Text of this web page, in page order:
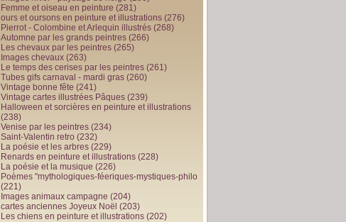
Femme et oiseau en peinture (281)
ours et oursons en peinture et illustrations (276)
Pierrot - Colombine et Arlequin illustrés (268)
Automne par les grands peintres (266)
Les chevaux par les peintres (265)
Images chevaux (263)
Le temps des cerises par les peintres (261)
Tubes gifs carnaval - mardi gras (260)
Vintage bonne fête (241)
Vintage cartes illustrées Pâques (239)
Halloween et sorcières en peinture et illustrations
(238)
Venise par les peintres (234)
Saint-Valentin retro (232)
La poésie et les arbres (229)
Renards en peinture et illustrations (228)
La poésie et la musique (226)
Poèmes "mythologiques-féeriques-mystiques-philo
(221)
Images animaux campagne (204)
cartes anciennes Joyeux Noël (203)
Les chiens en peinture et illustrations (202)